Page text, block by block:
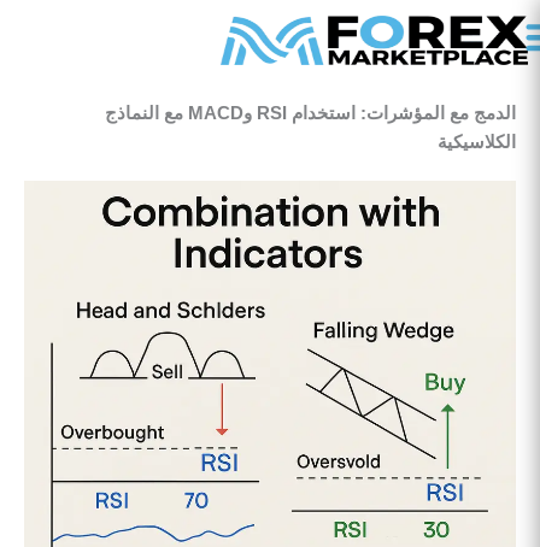
تخطي
إلى
المحتوى
الدمج مع المؤشرات: استخدام RSI وMACD مع النماذج
الكلاسيكية